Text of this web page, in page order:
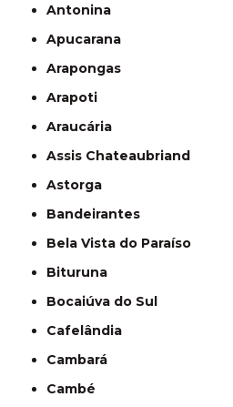
Antonina
Apucarana
Arapongas
Arapoti
Araucária
Assis Chateaubriand
Astorga
Bandeirantes
Bela Vista do Paraíso
Bituruna
Bocaiúva do Sul
Cafelândia
Cambará
Cambé